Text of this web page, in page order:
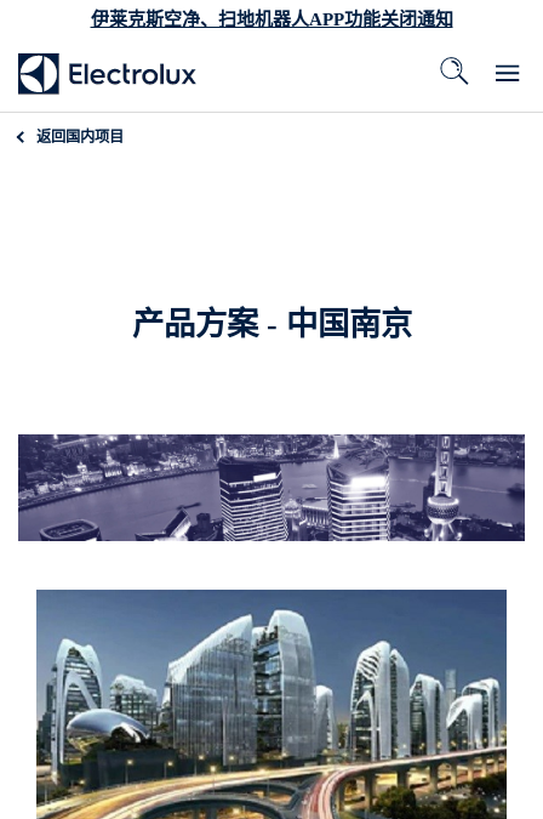
伊莱克斯空净、扫地机器人APP功能关闭通知
返回 国内项目
产品方案 - 中国南京